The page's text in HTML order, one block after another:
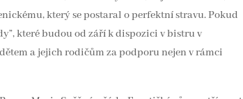
který se postaral o perfektní stravu. Pokud
které budou od září k dispozici v bistru v
a jejich rodičům za podporu nejen v rámci